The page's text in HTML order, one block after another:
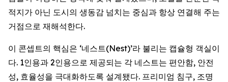
적지가 아닌 도시의 생동감 넘치는 중심과 항상 연결해 주는
거점으로 재해석한다.
이 콘셉트의 핵심은 ‘네스트(Nest)’라 불리는 캡슐형 객실이
다. 1인용과 2인용으로 제공되는 각 네스트는 편안함, 안전
성, 효율성을 극대화하도록 설계됐다. 프리미엄 침구, 조명